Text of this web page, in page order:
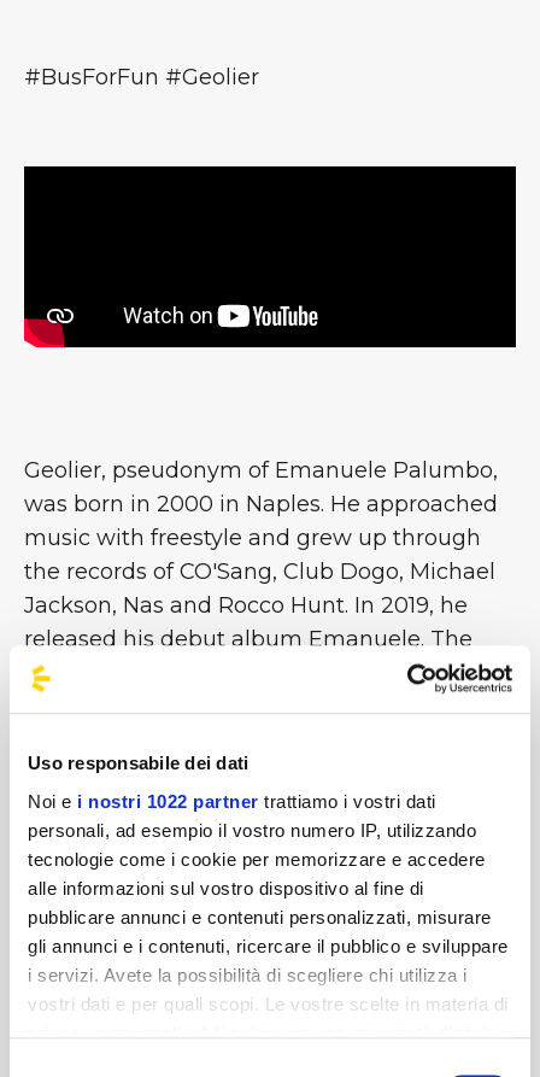
Uso responsabile dei dati
Noi e i nostri 1022 partner trattiamo i vostri dati
personali, ad esempio il vostro numero IP, utilizzando
tecnologie come i cookie per memorizzare e accedere
alle informazioni sul vostro dispositivo al fine di
pubblicare annunci e contenuti personalizzati, misurare
gli annunci e i contenuti, ricercare il pubblico e sviluppare
i servizi. Avete la possibilità di scegliere chi utilizza i
vostri dati e per quali scopi. Le vostre scelte in materia di
#BusForFun #Geolier
Geolier, pseudonym of Emanuele Palumbo,
was born in 2000 in Naples. He approached
music with freestyle and grew up through
the records of CO'Sang, Club Dogo, Michael
Jackson, Nas and Rocco Hunt. In 2019, he
released his debut album Emanuele. The
album features some collaborations with:
Luchè, Emis Killa, Guè, Lele Blade and MV
platinum. In 2020, Geolier collaborates with
numerous artists such as: Neves17, Boro Boro,
Shablo, Sfera Ebbasta, Gué Pequeno, Anna
Tatangelo, Shiva Lazza. In 2023 he released
his latest work: “Il coraggio dei bambini” [...]
Images